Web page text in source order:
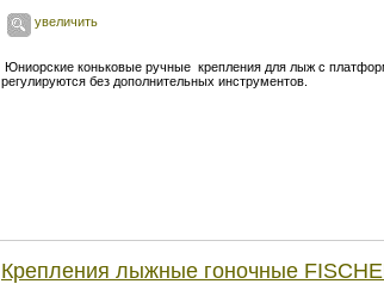
увеличить
Юниорские коньковые ручные крепления для лыж с
регулируются без дополнительных инструментов.
Крепления лыжные гоночные